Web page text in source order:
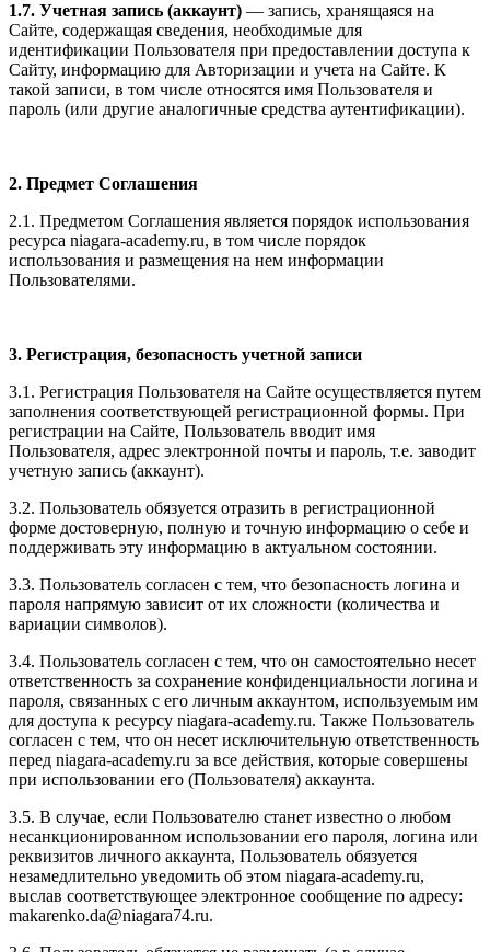
1.7. Учетная запись (аккаунт) — запись, хранящаяся на
Сайте, содержащая сведения, необходимые для
идентификации Пользователя при предоставлении доступа к
Сайту, информацию для Авторизации и учета на Сайте. К
такой записи, в том числе относятся имя Пользователя и
пароль (или другие аналогичные средства аутентификации).
2. Предмет Соглашения
2.1. Предметом Соглашения является порядок использования
ресурса niagara-academy.ru, в том числе порядок
использования и размещения на нем информации
Пользователями.
3. Регистрация, безопасность учетной записи
3.1. Регистрация Пользователя на Сайте осуществляется путем
заполнения соответствующей регистрационной формы. При
регистрации на Сайте, Пользователь вводит имя
Пользователя, адрес электронной почты и пароль, т.е. заводит
учетную запись (аккаунт).
3.2. Пользователь обязуется отразить в регистрационной
форме достоверную, полную и точную информацию о себе и
поддерживать эту информацию в актуальном состоянии.
3.3. Пользователь согласен с тем, что безопасность логина и
пароля напрямую зависит от их сложности (количества и
вариации символов).
3.4. Пользователь согласен с тем, что он самостоятельно несет
ответственность за сохранение конфиденциальности логина и
пароля, связанных с его личным аккаунтом, используемым им
для доступа к ресурсу niagara-academy.ru. Также Пользователь
согласен с тем, что он несет исключительную ответственность
перед niagara-academy.ru за все действия, которые совершены
при использовании его (Пользователя) аккаунта.
3.5. В случае, если Пользователю станет известно о любом
несанкционированном использовании его пароля, логина или
реквизитов личного аккаунта, Пользователь обязуется
незамедлительно уведомить об этом niagara-academy.ru,
выслав соответствующее электронное сообщение по адресу:
makarenko.da@niagara74.ru.